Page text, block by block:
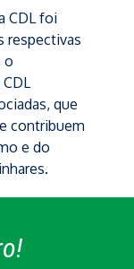
CDL foi
respectivas
o
que
contribuem
e do